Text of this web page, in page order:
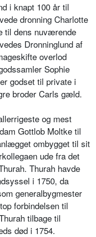
i knapt 100 år til
dronning Charlotte
til dens nuværende
Dronninglund af
overlod
Sophie
godset til private i
broder Carls gæld.
og mest
Gottlob Moltke til
ombygget til sit
ude fra det
Thurah havde
i 1750, da
generalbygmester
forbindelsen til
tilbage til
død i 1754.